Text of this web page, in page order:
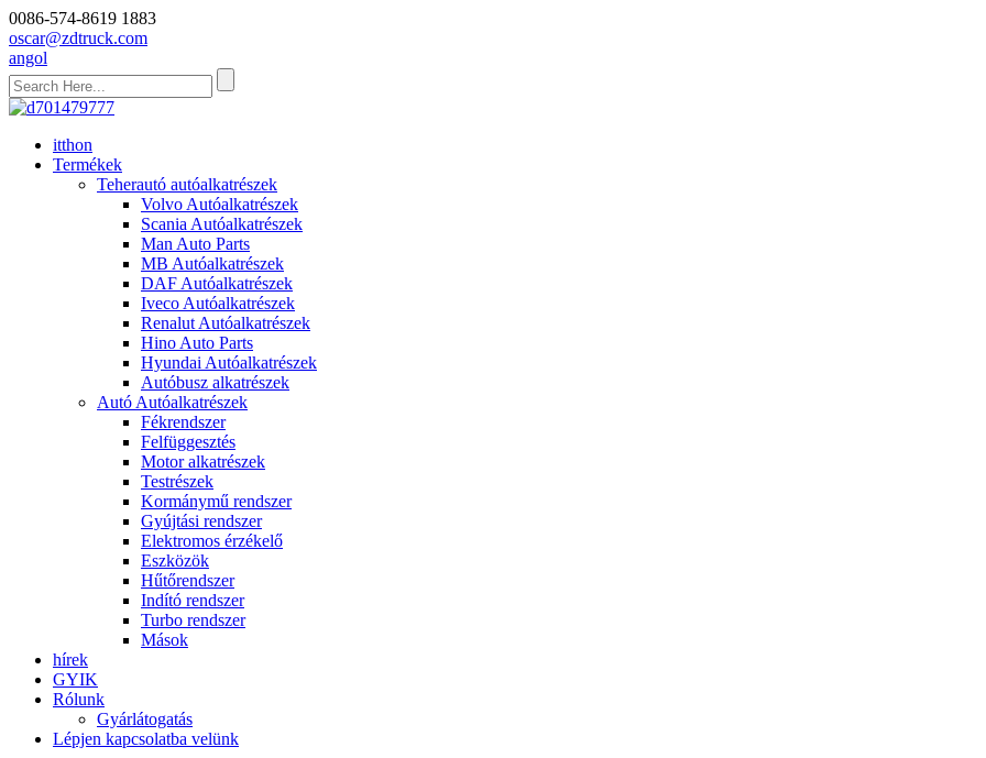
0086-574-8619 1883
oscar@zdtruck.com
angol
itthon
Termékek
Teherautó autóalkatrészek
Volvo Autóalkatrészek
Scania Autóalkatrészek
Man Auto Parts
MB Autóalkatrészek
DAF Autóalkatrészek
Iveco Autóalkatrészek
Renalut Autóalkatrészek
Hino Auto Parts
Hyundai Autóalkatrészek
Autóbusz alkatrészek
Autó Autóalkatrészek
Fékrendszer
Felfüggesztés
Motor alkatrészek
Testrészek
Kormánymű rendszer
Gyújtási rendszer
Elektromos érzékelő
Eszközök
Hűtőrendszer
Indító rendszer
Turbo rendszer
Mások
hírek
GYIK
Rólunk
Gyárlátogatás
Lépjen kapcsolatba velünk